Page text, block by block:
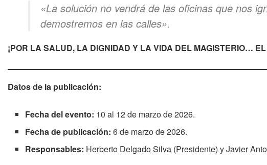
«La solución no vendrá de las oficinas que nos
demostremos en las calles».
¡POR LA SALUD, LA DIGNIDAD Y LA VIDA DEL MAGISTERIO…
Datos de la publicación:
Fecha del evento: 10 al 12 de marzo de 2026.
Fecha de publicación: 6 de marzo de 2026.
Responsables: Herberto Delgado Silva (Presidente) y Javier